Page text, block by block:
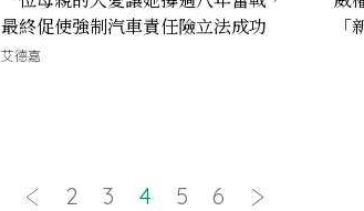
最終促使強制汽車責任險立法成功
艾德嘉
2 3 4 5 6